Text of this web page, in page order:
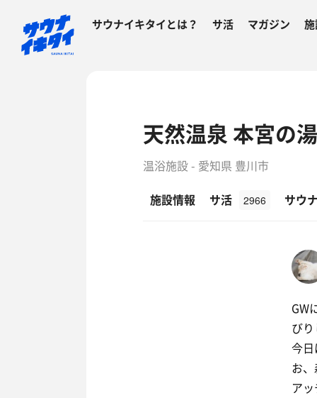
サウナイキタイとは？ サ活 マガジン
天然温泉 本宮の湯
温浴施設 - 愛知県 豊川市
施設情報
サ活 2966 サウ
GW
び
今
お
ア